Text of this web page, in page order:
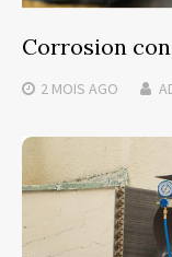
Corrosion
2 MOIS AGO